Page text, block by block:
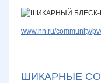
www.nn.ru/community/
ШИКАРНЫЕ